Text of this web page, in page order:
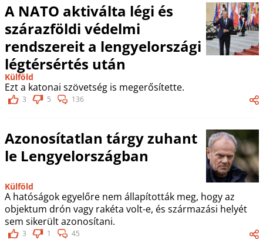
A NATO aktiválta légi és
szárazföldi védelmi
rendszereit a lengyelországi
légtérsértés után
Külföld
Ezt a katonai szövetség is megerősítette.
3 5 136
Azonosítatlan tárgy zuhant
le Lengyelországban
Külföld
A hatóságok egyelőre nem állapították meg, hogy az
objektum drón vagy rakéta volt-e, és származási helyét
sem sikerült azonosítani.
3 1 45